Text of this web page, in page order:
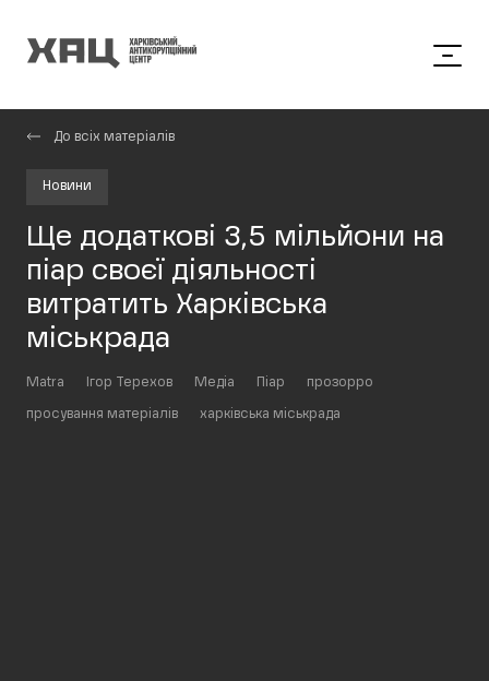
До всіх матеріалів
Новини
Ще додаткові 3,5 мільйони на
піар своєї діяльності
витратить Харківська
міськрада
Matra Ігор Терехов Медіа Піар прозорро
просування матеріалів харківська міськрада